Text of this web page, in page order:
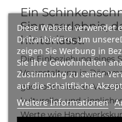
Diese Website verwendet
Drittanbietern, um
zeigen Sie Werbung in
Sie Ihre Gewohnheiten
Zustimmung zu seiner
auf die Schaltfläche
Weitere Informationen
Ein
Sinneserlebnis,
hinterlässt.
Die Einbeziehung eines
Veranstaltung in
gastronomischer
kulturelles und
Werte wie